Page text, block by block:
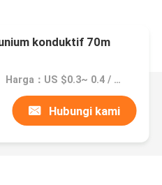
konduktif 70m
Harga：US $0.3~ 0.4 / Roll
Hubungi kami